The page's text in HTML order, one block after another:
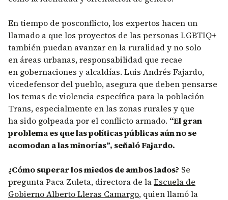
En tiempo de posconflicto, los expertos hacen un
llamado a que los proyectos de las personas LGBTIQ+
también puedan avanzar en la ruralidad y no solo
en áreas urbanas, responsabilidad que recae
en gobernaciones y alcaldías. Luis Andrés Fajardo,
vicedefensor del pueblo, asegura que deben pensarse
los temas de violencia específica para la población
Trans, especialmente en las zonas rurales y que
ha sido golpeada por el conflicto armado. “El gran
problema es que las políticas públicas aún no se
acomodan a las minorías”, señaló Fajardo.
¿Cómo superar los miedos de ambos lados? Se
pregunta Paca Zuleta, directora de laEscuela de
Gobierno Alberto Lleras Camargo, quien llamó la